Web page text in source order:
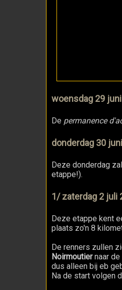
woensdag 29
De permanence
donderdag 30
Deze donderdag
etappe!).
1/ zaterdag 2 juli
Deze etappe kent
plaats zo'n 8
De renners zullen
Noirmoutiernaar de
dus alleen bij eb
Na de start volgen